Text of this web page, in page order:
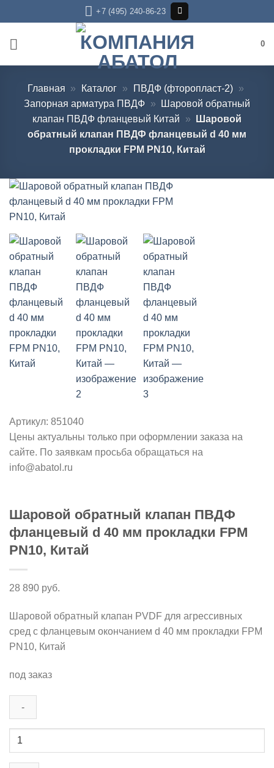
to
content
+7 (495) 240-86-23
0
Главная » Каталог » ПВДФ (фторопласт-2)
»
Запорная арматура ПВДФ
»
Шаровой обратный
клапан ПВДФ фланцевый Китай
»
Шаровой
обратный клапан ПВДФ фланцевый d 40 мм
прокладки FPM PN10, Китай
Артикул: 851040
Цены актуальны только при оформлении заказа на
сайте. По заявкам просьба обращаться на
info@abatol.ru
Шаровой обратный клапан ПВДФ
фланцевый d 40 мм прокладки FPM
PN10, Китай
28 890 руб.
Шаровой обратный клапан PVDF для агрессивных
сред с фланцевым окончанием d 40 мм прокладки FPM
PN10, Китай
под заказ
Количество
Шаровой